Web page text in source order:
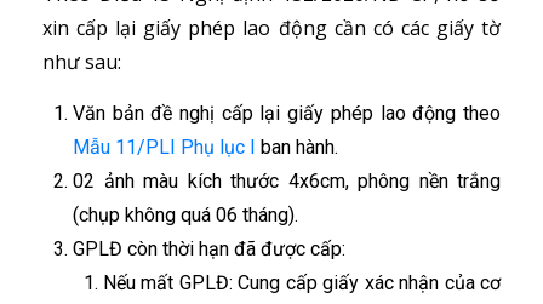
xin cấp lại giấy phép lao động cần có các giấy tờ
như sau:
Văn bản đề nghị cấp lại giấy phép lao động theo
Mẫu 11/PLI Phụ lục I ban hành.
02 ảnh màu kích thước 4x6cm, phông nền trắng
(chụp không quá 06 tháng).
GPLĐ còn thời hạn đã được cấp:
Nếu mất GPLĐ: Cung cấp giấy xác nhận của cơ